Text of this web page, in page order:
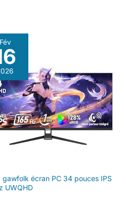
Fév
gawfolk écran PC 34 pouces IPS
UWQHD